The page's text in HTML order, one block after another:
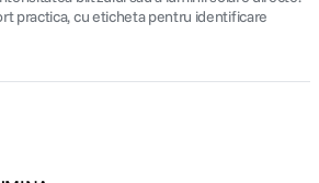
practica, cu eticheta pentru identificare